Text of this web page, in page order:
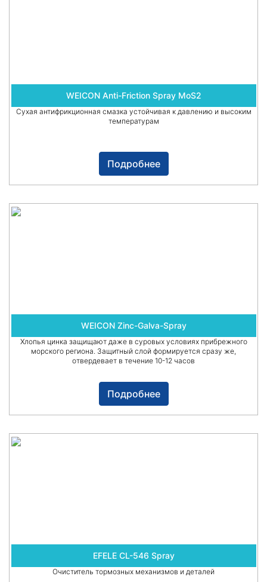
WEICON Anti-Friction Spray MoS2
Сухая антифрикционная смазка устойчивая к давлению и высоким
температурам
Подробнее
WEICON Zinc-Galva-Spray
Хлопья цинка защищают даже в суровых условиях прибрежного
морского региона. Защитный слой формируется сразу же,
отвердевает в течение 10-12 часов
Подробнее
EFELE CL-546 Spray
Очиститель тормозных механизмов и деталей